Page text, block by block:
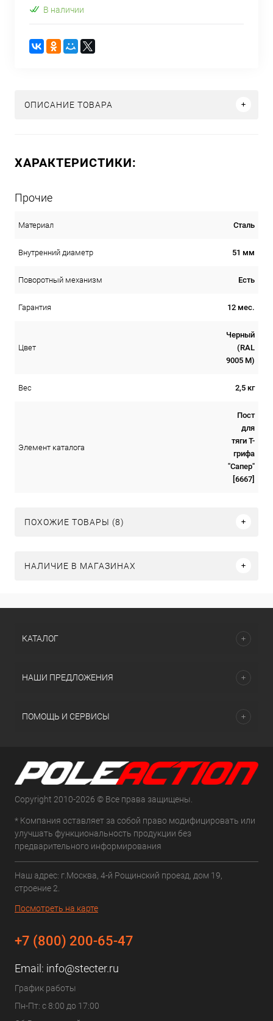
В наличии
ОПИСАНИЕ ТОВАРА
ХАРАКТЕРИСТИКИ:
Прочие
Материал Сталь
Внутренний диаметр 51 мм
Поворотный механизм Есть
Гарантия 12 мес.
Цвет
Черный
(RAL
9005 М)
Вес 2,5 кг
Элемент каталога
Пост
для
тяги Т-
грифа
"Сапер"
[6667]
ПОХОЖИЕ ТОВАРЫ (8)
НАЛИЧИЕ В МАГАЗИНАХ
КАТАЛОГ
НАШИ ПРЕДЛОЖЕНИЯ
ПОМОЩЬ И СЕРВИСЫ
Copyright 2010-2026 © Все права защищены.
* Компания оставляет за собой право модифицировать или
улучшать функциональность продукции без
предварительного информирования
Наш адрес: г.Москва, 4-й Рощинский проезд, дом 19,
строение 2.
Посмотреть на карте
+7 (800) 200-65-47
Email: info@stecter.ru
График работы
Пн-Пт: с 8:00 до 17:00